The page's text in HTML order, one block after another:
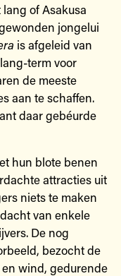
of Asakusa
jongelui
is afgeleid van
term voor
de meeste
aan te schaffen.
daar gebéurde
hun blote benen
attracties uit
niets te maken
van enkele
De nog
bezocht de
wind, gedurende